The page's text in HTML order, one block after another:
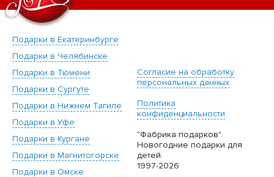
Подарки в Екатеринбурге
Подарки в Челябинске
Подарки в Тюмени
Подарки в Сургуте
Подарки в Нижнем Тагиле
Подарки в Уфе
Подарки в Кургане
Подарки в Магнитогорске
Подарки в Омске
Согласие на обработку
персональных данных
Политика
конфиденциальности
"Фабрика подарков".
Новогодние подарки для
детей.
1997-2026